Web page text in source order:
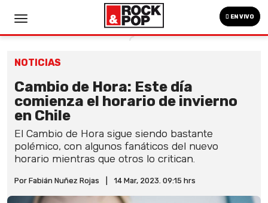
EN VIVO
NOTICIAS
Cambio de Hora: Este día
comienza el horario de invierno
en Chile
El Cambio de Hora sigue siendo bastante
polémico, con algunos fanáticos del nuevo
horario mientras que otros lo critican.
Por Fabián Nuñez Rojas 14 Mar, 2023. 09:15 hrs